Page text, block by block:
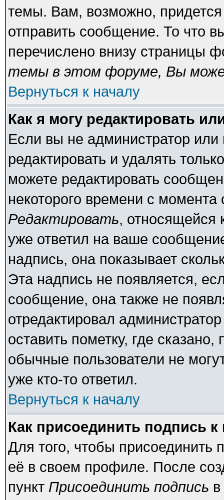
темы. Вам, возможно, придется
отправить сообщение. То что
перечислено внизу страницы
темы в этом форуме, Вы
Вернуться к началу
Как я могу редактировать
Если вы не администратор
редактировать и удалять
можете редактировать
некоторого времени с
Редактировать, относящейся
уже ответил на ваше
надпись, она показывает
Эта надпись не появляется,
сообщение, она также не
отредактировал
оставить пометку, где
обычные пользователи не
уже кто-то ответил.
Вернуться к началу
Как присоединить подпись
Для того, чтобы присоединить
её в своем профиле. После
пункт Присоединить подпись